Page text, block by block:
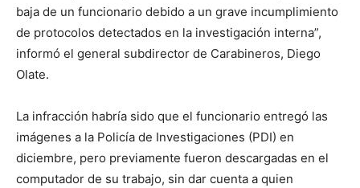
baja de un funcionario debido a un grave incumplimiento
de protocolos detectados en la investigación interna”,
informó el general subdirector de Carabineros, Diego
Olate.
La infracción habría sido que el funcionario entregó las
imágenes a la Policía de Investigaciones (PDI) en
diciembre, pero previamente fueron descargadas en el
computador de su trabajo, sin dar cuenta a quien